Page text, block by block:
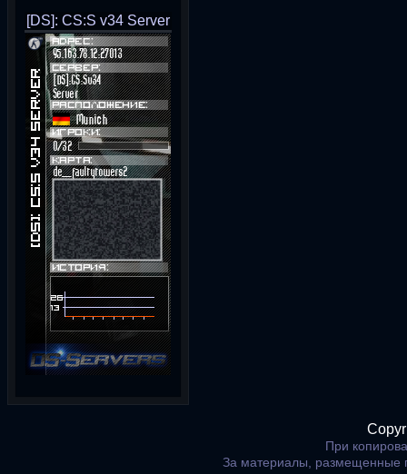
[DS]: CS:S v34 Server
При
За материалы, размещенные